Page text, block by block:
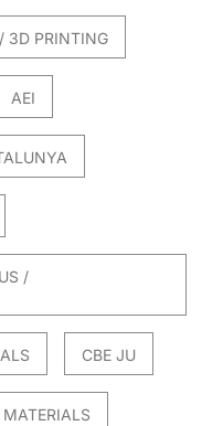
3D PRINTING
AEI
/
CBE JU